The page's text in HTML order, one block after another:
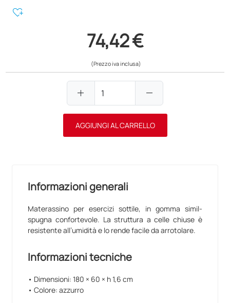
heart_plus
74,42 €
(Prezzo iva inclusa)
add remove
AGGIUNGI AL CARRELLO
Informazioni generali
Materassino per esercizi sottile, in gomma simil-
spugna confortevole. La struttura a celle chiuse è
resistente all’umidità e lo rende facile da arrotolare.
Informazioni tecniche
• Dimensioni: 180 × 60 × h 1,6 cm
• Colore: azzurro